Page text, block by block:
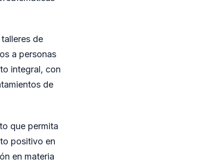
de
a personas
integral, con
de
que permita
positivo en
en materia